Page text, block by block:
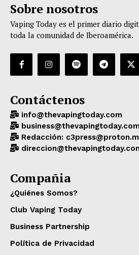
Sobre nosotros
Vaping Today es el primer diario
toda la comunidad de Iberoamérica.
Contáctenos
info@thevapingtoday.com
business@thevapingtoday.com
Redacción:
Compañia
¿Quiénes Somos?
Club Vaping Today
Business Partnership
Política de Privacidad